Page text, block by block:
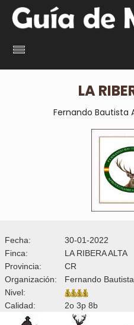
LA
Fernando Bautista
Fecha:
30-01-2022
Finca:
LA RIBERA ALTA
Provincia:
CR
Organización:
Fernando
Nivel:
Calidad:
2o 3p 8b